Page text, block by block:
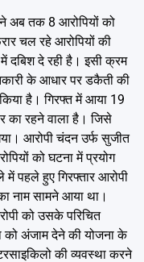
अब तक 8 आरोपियों को
चल रहे आरोपियों की
दबिश दे रही है। इसी क्रम
के आधार पर डकैती की
है। गिरफ्त में आया 19
का रहने वाला है। जिसे
आरोपी चंदन उर्फ सुजीत
को घटना में प्रयोग
पहले हुए गिरफ्तार आरोपी
नाम सामने आया था।
को उसके परिचित
को अंजाम देने की योजना के
की व्यवस्था करने